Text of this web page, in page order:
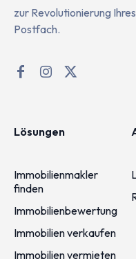
zur Revolutionierung
Postfach.
Lösungen
Immobilienmakler
finden
Immobilienbewertung
Immobilien verkaufen
Immobilien vermieten